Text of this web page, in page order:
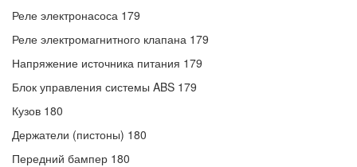
Реле электронасоса 179
Реле электромагнитного клапана 179
Напряжение источника питания 179
Блок управления системы ABS 179
Кузов 180
Держатели (пистоны) 180
Передний бампер 180